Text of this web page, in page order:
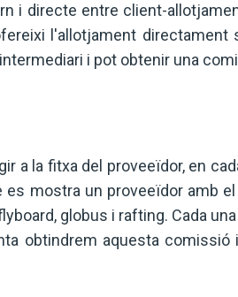
i directe entre client-
l'allotjament directament
i pot obtenir una
a la fitxa del proveeïdor, en
es mostra un proveeïdor amb
globus i rafting. Cada
obtindrem aquesta comissió